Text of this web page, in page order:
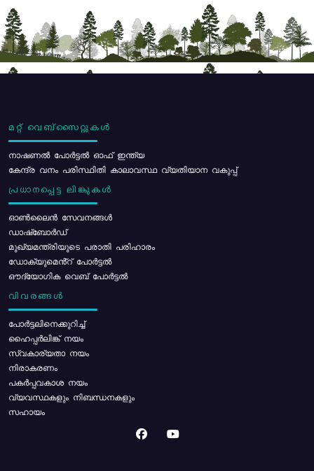
മറ്റ് വെബ്സൈറ്റുകൾ
നാഷണൽ പോർട്ടൽ ഓഫ് ഇന്ത്യ
കേന്ദ്ര വനം പരിസ്ഥിതി കാലാവസ്ഥ വ്യതിയാന വകുപ്പ്
പ്രധാനപ്പെട്ട ലിങ്കുകൾ
ഓൺലൈൻ സേവനങ്ങൾ
ഡാഷ്ബോർഡ്
മുഖ്യമന്ത്രിയുടെ പരാതി പരിഹാരം
ഡോക്യുമെൻ്റ് പോർട്ടൽ
ഔദ്യോഗിക വെബ് പോർട്ടൽ
വിവരങ്ങൾ
പോര്‍ട്ടലിനെക്കുറിച്ച്
ഹൈപ്പർലിങ്ക് നയം
സ്വകാര്യതാ നയം
നിരാകരണം
പകർപ്പവകാശ നയം
വ്യവസ്ഥകളും നിബന്ധനകളും
സഹായം